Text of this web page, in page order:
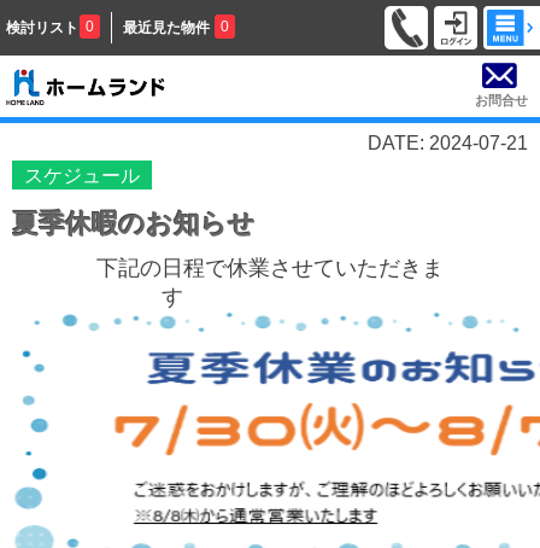
検討リスト 0 最近見た物件 0
お問合せ
DATE: 2024-07-21
スケジュール
夏季休暇のお知らせ
下記の日程で休業させていただきま
す